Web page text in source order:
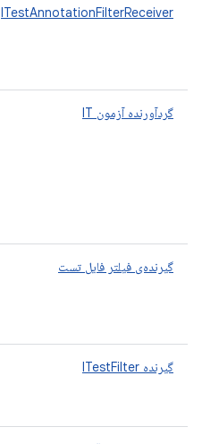
ITestAnnotationFilterReceiver
گردآورنده آزمون IT
گیرنده‌ی فیلتر فایل تست
گیرنده ITestFilter